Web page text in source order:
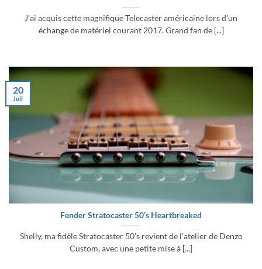
J’ai acquis cette magnifique Telecaster américaine lors d’un
échange de matériel courant 2017. Grand fan de [...]
Fender Stratocaster 50’s Heartbreaked
Shelly, ma fidèle Stratocaster 50’s revient de l’atelier de Denzo
Custom, avec une petite mise à [...]
20
Juil